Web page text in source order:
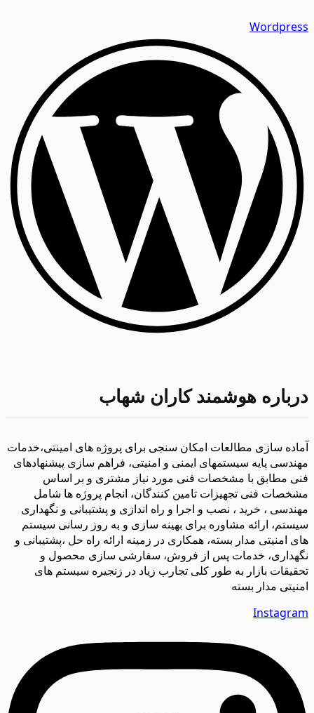
Wordpress
درباره هوشمند کاران شهاب
آماده سازی مطالعات امکان سنجی برای پروژه های امینتی،خدمات
مهندسی پایه سیستمهای ایمنی و امنیتی، فراهم سازی پیشنهادهای
فنی مطابق با مشخصات فنی مورد نیاز مشتری و بر اساس
مشخصات فنی تجهیزات تامین کنندگان، انجام پروژه ها شامل
مهندسی ، خرید ، نصب و اجرا و راه اندازی و پشتیبانی و نگهداری
سیستم، ارائه مشاوره برای بهینه سازی و به روز رسانی سیستم
های امنیتی مدار بسته، همکاری در زمینه ارائه راه حل ،پشتیبانی و
نگهداری، خدمات پس از فروش، سفارشی سازی محصول و
تحقیقات بازار به طور کلی تجارب زیاد در زنجیره سیستم های
امنیتی مدار بسته
Instagram